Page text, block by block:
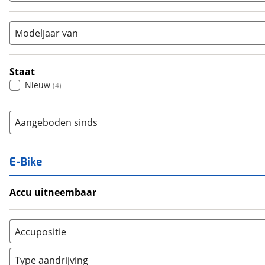
Modeljaar van
Staat
Nieuw (4)
Aangeboden sinds
E-Bike
Accu uitneembaar
Nee, vast (0)
Accupositie
Bagagedrager (0)
Type aandrijving